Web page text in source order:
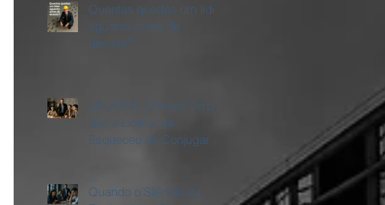
Quantas quedas um líder
aguenta antes de
desistir?
EDUCAR: O Novo Verbo
que a Liderança
Esqueceu de Conjugar
Quando o Silêncio da